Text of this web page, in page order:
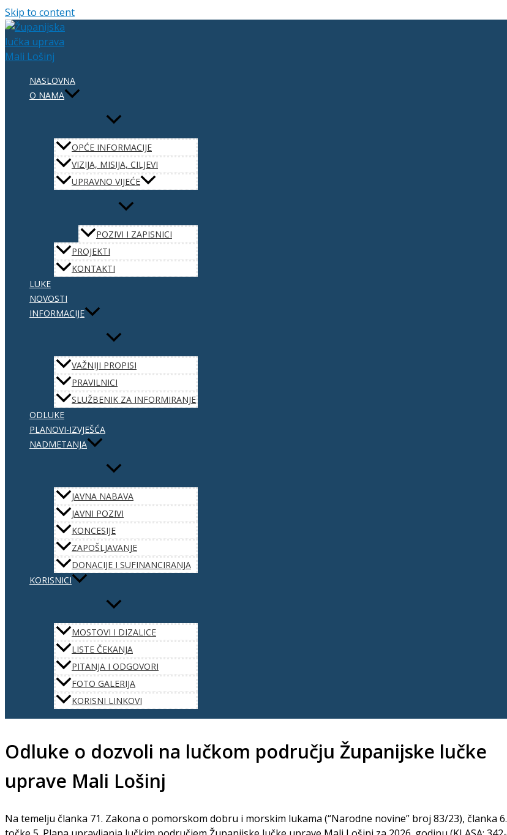
Skip to content
NASLOVNA
O NAMA
OPĆE INFORMACIJE
VIZIJA, MISIJA, CILJEVI
UPRAVNO VIJEĆE
POZIVI I ZAPISNICI
PROJEKTI
KONTAKTI
LUKE
NOVOSTI
INFORMACIJE
VAŽNIJI PROPISI
PRAVILNICI
SLUŽBENIK ZA INFORMIRANJE
ODLUKE
PLANOVI-IZVJEŠĆA
NADMETANJA
JAVNA NABAVA
JAVNI POZIVI
KONCESIJE
ZAPOŠLJAVANJE
DONACIJE I SUFINANCIRANJA
KORISNICI
MOSTOVI I DIZALICE
LISTE ČEKANJA
PITANJA I ODGOVORI
FOTO GALERIJA
KORISNI LINKOVI
Odluke o dozvoli na lučkom području Županijske lučke
uprave Mali Lošinj
Na temelju članka 71. Zakona o pomorskom dobru i morskim lukama (“Narodne novine” broj 83/23), članka 6.